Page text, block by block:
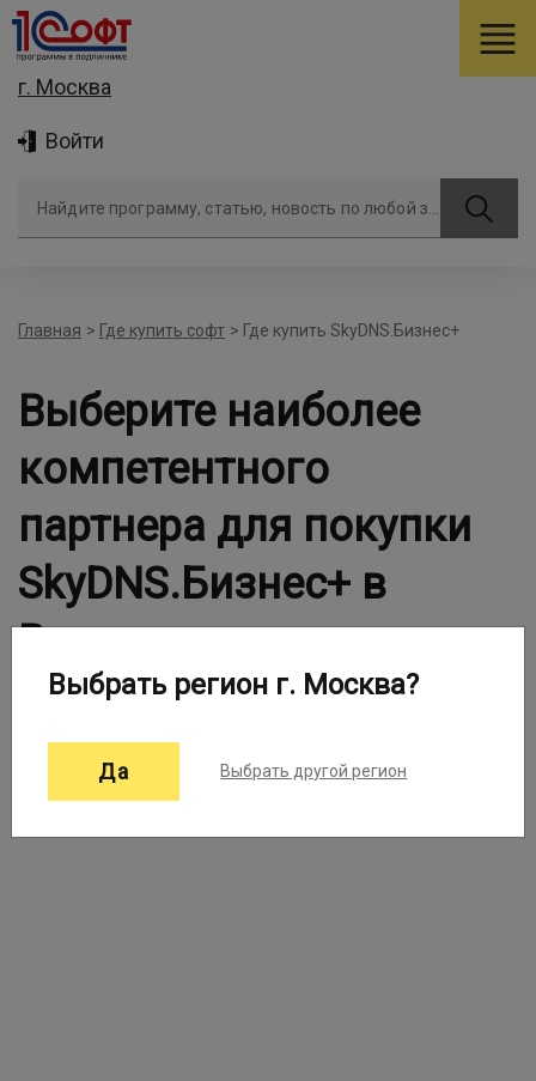
г. Москва
Войти
Главная > Где купить софт > Где купить SkyDNS.Бизнес+
Выберите наиболее
компетентного
партнера для покупки
SkyDNS.Бизнес+ в
Вашем городе
Выбрать регион г. Москва?
Да Выбрать другой регион